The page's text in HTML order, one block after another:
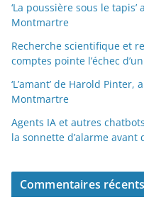
‘La poussière sous le
Montmartre
Recherche scientifique et
comptes pointe l’échec
‘L’amant’ de Harold
Montmartre
Agents IA et autres
la sonnette d’alarme avant
Commentaires récents